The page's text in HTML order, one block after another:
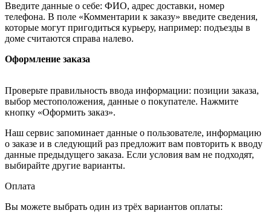
Введите данные о себе: ФИО, адрес доставки, номер
телефона. В поле «Комментарии к заказу» введите сведения,
которые могут пригодиться курьеру, например: подъезды в
доме считаются справа налево.
Оформление заказа
Проверьте правильность ввода информации: позиции заказа,
выбор местоположения, данные о покупателе. Нажмите
кнопку «Оформить заказ».
Наш сервис запоминает данные о пользователе, информацию
о заказе и в следующий раз предложит вам повторить к вводу
данные предыдущего заказа. Если условия вам не подходят,
выбирайте другие варианты.
Оплата
Вы можете выбрать один из трёх вариантов оплаты: